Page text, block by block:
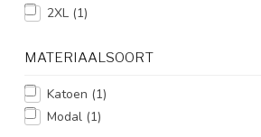
2XL (1)
MATERIAALSOORT
Katoen (1)
Modal (1)